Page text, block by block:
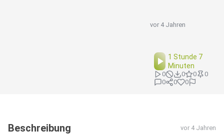
vor 4 Jahren
1 Stunde 7
Minuten
0 0 0
0
0
0 0
Beschreibung vor 4 Jahren